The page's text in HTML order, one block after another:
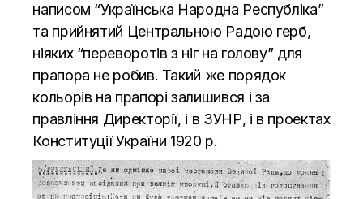
написом “Українська Народна Республіка”
та прийнятий Центральною Радою герб,
ніяких “переворотів з ніг на голову” для
прапора не робив. Такий же порядок
кольорів на прапорі залишився і за
правління Директорії, і в ЗУНР, і в проектах
Конституції України 1920 р.